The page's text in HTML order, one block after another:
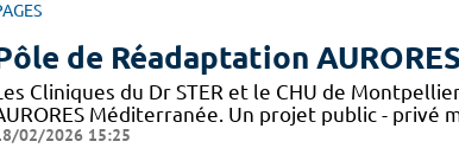
de Réadaptation
Cliniques du Dr STER et le CHU de
Méditerranée. Un projet public -
02/2026 15:25